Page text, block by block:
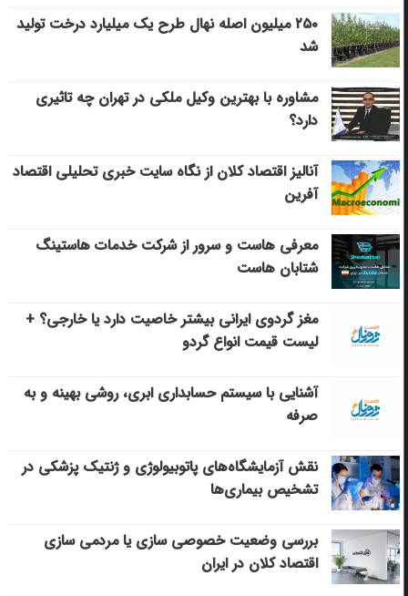
۲۵۰ میلیون اصله نهال طرح یک میلیارد درخت تولید
شد
مشاوره با بهترین وکیل ملکی در تهران چه تاثیری
دارد؟
آنالیز اقتصاد کلان از نگاه سایت خبری تحلیلی اقتصاد
آفرین
معرفی هاست و سرور از شرکت خدمات هاستینگ
شتابان هاست
مغز گردوی ایرانی بیشتر خاصیت دارد یا خارجی؟ +
لیست قیمت انواع گردو
آشنایی با سیستم حسابداری ابری، روشی بهینه و به
صرفه
نقش آزمایشگاه‌های پاتوبیولوژی و ژنتیک پزشکی در
تشخیص بیماری‌ها
بررسی وضعیت خصوصی سازی یا مردمی سازی
اقتصاد کلان در ایران